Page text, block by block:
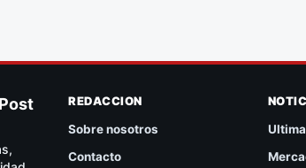
REDACCION
Sobre nosotros
Contacto